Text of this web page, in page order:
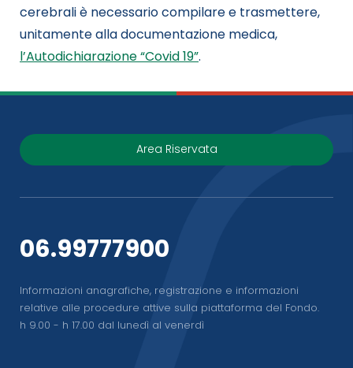
cerebrali è necessario compilare e trasmettere,
unitamente alla documentazione medica,
l’Autodichiarazione “Covid 19”.
Area Riservata
06.99777900
Informazioni anagrafiche, registrazione e informazioni
relative alle procedure attive sulla piattaforma del Fondo.
h 9.00 - h 17.00 dal lunedì al venerdì